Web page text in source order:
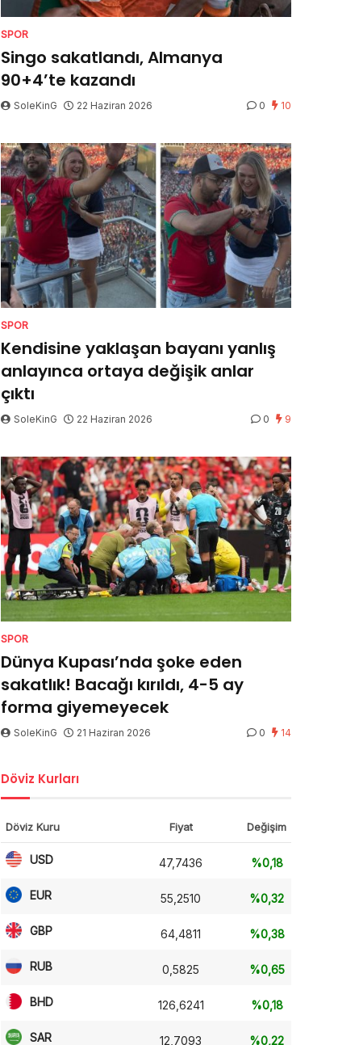
SPOR
Singo sakatlandı, Almanya
90+4’te kazandı
SoleKinG 22 Haziran 2026 0 10
SPOR
Kendisine yaklaşan bayanı yanlış
anlayınca ortaya değişik anlar
çıktı
SoleKinG 22 Haziran 2026 0 9
SPOR
Dünya Kupası’nda şoke eden
sakatlık! Bacağı kırıldı, 4-5 ay
forma giyemeyecek
SoleKinG 21 Haziran 2026 0 14
Döviz Kurları
Döviz Kuru Fiyat Değişim
USD 47,7436 %0,18
EUR 55,2510 %0,32
GBP 64,4811 %0,38
RUB 0,5825 %0,65
BHD 126,6241 %0,18
SAR 12,7093 %0,22